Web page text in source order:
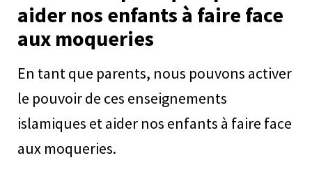
aider nos enfants à faire face
aux moqueries
En tant que parents, nous pouvons activer
le pouvoir de ces enseignements
islamiques et aider nos enfants à faire face
aux moqueries.